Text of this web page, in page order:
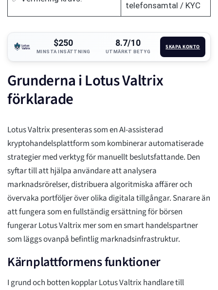
telefonsamtal / KYC
$250
MINSTA INSÄTTNING
8.7/10
UTMÄRKT BETYG
SKAPA KONTO
Grunderna i Lotus Valtrix
förklarade
Lotus Valtrix presenteras som en AI-assisterad
kryptohandelsplattform som kombinerar automatiserade
strategier med verktyg för manuellt beslutsfattande. Den
syftar till att hjälpa användare att analysera
marknadsrörelser, distribuera algoritmiska affärer och
övervaka portföljer över olika digitala tillgångar. Snarare än
att fungera som en fullständig ersättning för börsen
fungerar Lotus Valtrix mer som en smart handelspartner
som läggs ovanpå befintlig marknadsinfrastruktur.
Kärnplattformens funktioner
I grund och botten kopplar Lotus Valtrix handlare till